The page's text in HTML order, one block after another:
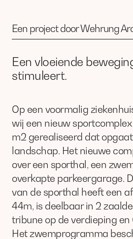
Een project door Wehrung
Een vloeiende
stimuleert.
Op een voormalig
wij een nieuw sportcomplex
m2 gerealiseerd dat
landschap. Het nieuwe
over een sporthal, een
overkapte parkeergarage.
van de sporthal heeft een
44m, is deelbaar in 2
tribune op de verdieping
Het zwemprogramma